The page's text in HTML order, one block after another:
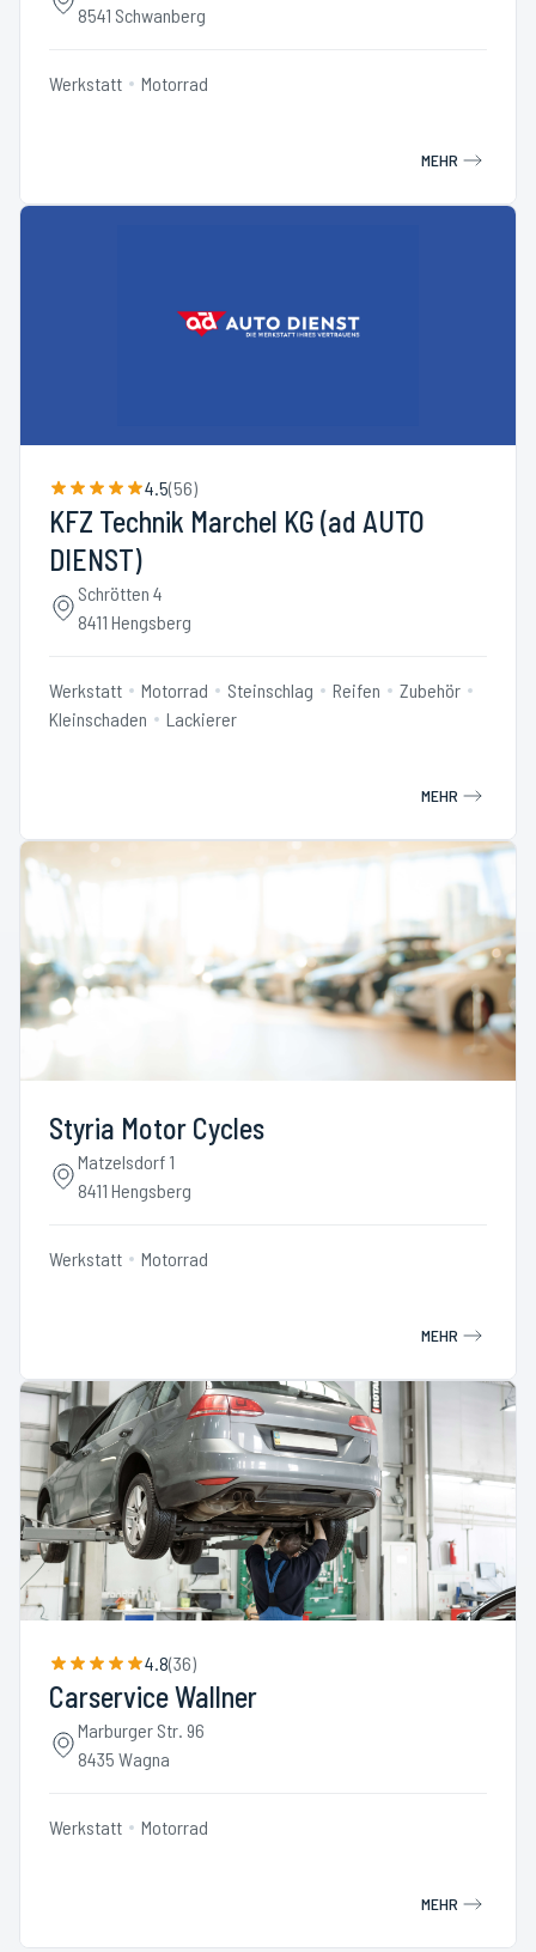
8541 Schwanberg
Werkstatt Motorrad
MEHR
4.5(56)
KFZ Technik Marchel KG (ad AUTO
DIENST)
Schrötten 4
8411 Hengsberg
Werkstatt Motorrad Steinschlag Reifen
Zubehör
Kleinschaden
Lackierer
MEHR
Styria Motor Cycles
Matzelsdorf 1
8411 Hengsberg
Werkstatt Motorrad
MEHR
4.8(36)
Carservice Wallner
Marburger Str. 96
8435 Wagna
Werkstatt Motorrad
MEHR